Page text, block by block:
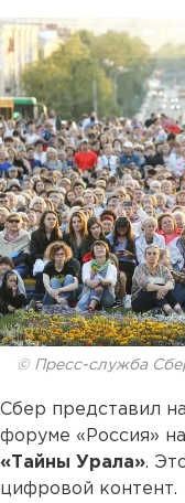
© Пресс-служба
Сбер представил
форуме «Россия»
«Тайны Урала».
цифровой контент.